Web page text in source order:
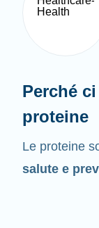
Perché
proteine
Le proteine
salute e